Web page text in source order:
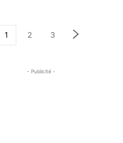
1 2 3
- Publicité -